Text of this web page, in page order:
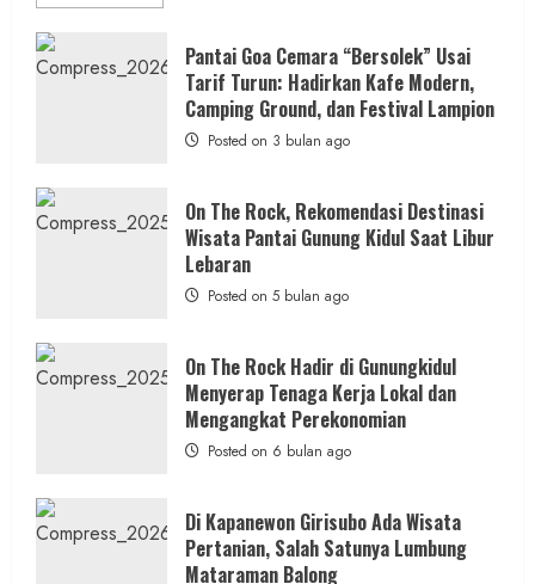
Berita Daerah Berita Peristiwa
Warga Bangunharjo Amankan Pria
Penyembunyi Sabu di Kemasan Kopi
Berita Daerah Berita KUA Semugih, DIY
KUA Pengasih Bersama PKH Edukasi
Warga: Bahaya Judi Online dan Makna
Posted on 14 jam ago
THE
ROCK
Gunungkidul
Hadirkan
Konsep
Baru,
Padukan
Wisata
Kekinian
Pantai Goa Cemara “Bersolek” Usai
Tarif Turun: Hadirkan Kafe Modern,
Camping Ground, dan Festival Lampion
Posted on 3 bulan ago
On The Rock, Rekomendasi Destinasi
Wisata Pantai Gunung Kidul Saat Libur
Lebaran
Posted on 5 bulan ago
On The Rock Hadir di Gunungkidul
Menyerap Tenaga Kerja Lokal dan
Mengangkat Perekonomian
Posted on 6 bulan ago
Di Kapanewon Girisubo Ada Wisata
Pertanian, Salah Satunya Lumbung
Mataraman Balong